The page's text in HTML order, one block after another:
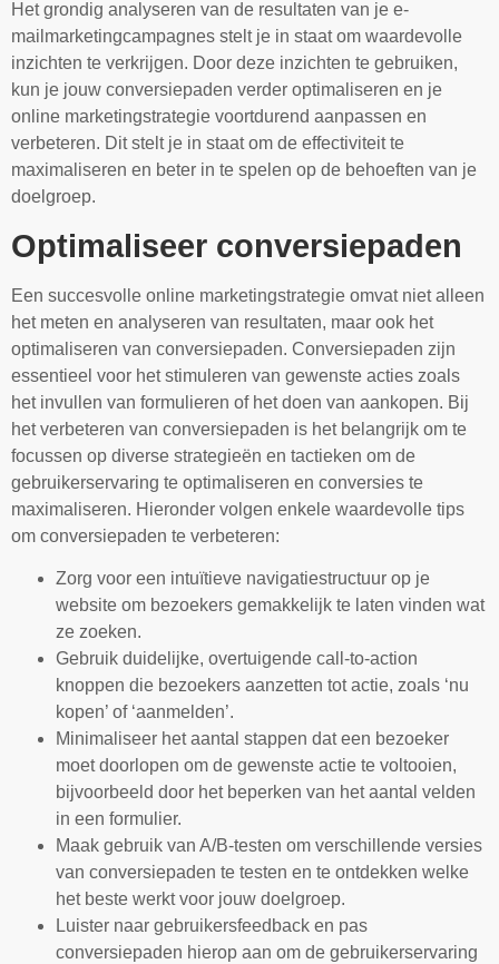
Het grondig analyseren van de resultaten van je e-
mailmarketingcampagnes stelt je in staat om waardevolle
inzichten te verkrijgen. Door deze inzichten te gebruiken,
kun je jouw conversiepaden verder optimaliseren en je
online marketingstrategie voortdurend aanpassen en
verbeteren. Dit stelt je in staat om de effectiviteit te
maximaliseren en beter in te spelen op de behoeften van je
doelgroep.
Optimaliseer conversiepaden
Een succesvolle online marketingstrategie omvat niet alleen
het meten en analyseren van resultaten, maar ook het
optimaliseren van conversiepaden. Conversiepaden zijn
essentieel voor het stimuleren van gewenste acties zoals
het invullen van formulieren of het doen van aankopen. Bij
het verbeteren van conversiepaden is het belangrijk om te
focussen op diverse strategieën en tactieken om de
gebruikerservaring te optimaliseren en conversies te
maximaliseren. Hieronder volgen enkele waardevolle tips
om conversiepaden te verbeteren:
Zorg voor een intuïtieve navigatiestructuur op je
website om bezoekers gemakkelijk te laten vinden wat
ze zoeken.
Gebruik duidelijke, overtuigende call-to-action
knoppen die bezoekers aanzetten tot actie, zoals ‘nu
kopen’ of ‘aanmelden’.
Minimaliseer het aantal stappen dat een bezoeker
moet doorlopen om de gewenste actie te voltooien,
bijvoorbeeld door het beperken van het aantal velden
in een formulier.
Maak gebruik van A/B-testen om verschillende versies
van conversiepaden te testen en te ontdekken welke
het beste werkt voor jouw doelgroep.
Luister naar gebruikersfeedback en pas
conversiepaden hierop aan om de gebruikerservaring